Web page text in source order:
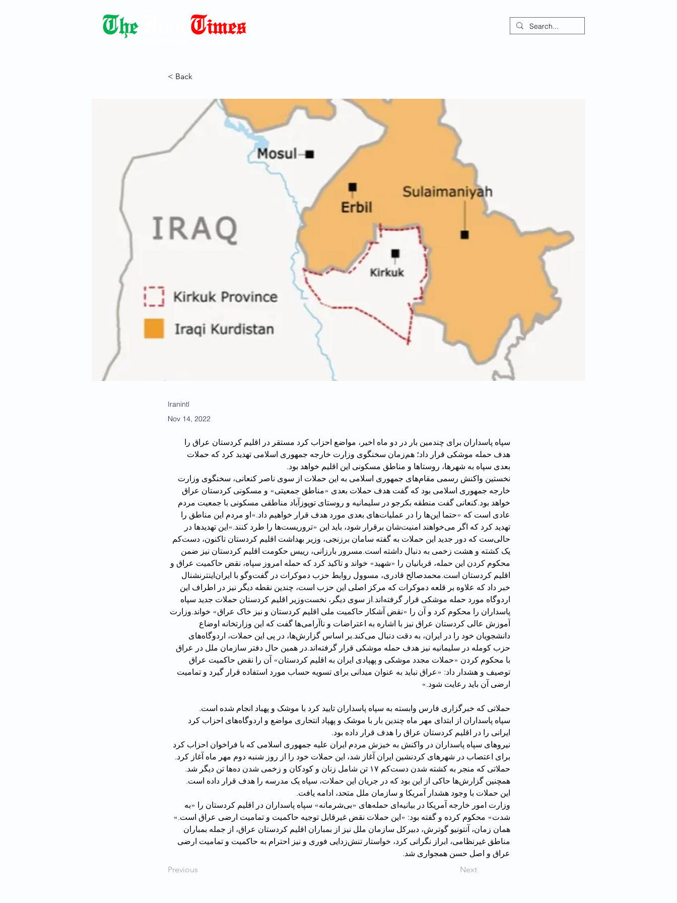
< Back
Iranintl
Nov 14, 2022
سپاه پاسداران برای چندمین بار در دو ماه اخیر، مواضع احزاب کرد مستقر در اقلیم کردستان عراق را
هدف حمله موشکی قرار داد؛ هم‌زمان سخنگوی وزارت خارجه جمهوری اسلامی تهدید کرد که حملات
بعدی سپاه به شهرها، روستاها و مناطق مسکونی این اقلیم خواهد بود.
نخستین واکنش رسمی مقام‌‌های جمهوری اسلامی به این حملات از سوی ناصر کنعانی، سخنگوی وزارت
خارجه جمهوری اسلامی بود که گفت هدف حملات بعدی «مناطق جمعیتی» و مسکونی کردستان عراق
خواهد بود.کنعانی گفت منطقه بکرجو در سلیمانیه و روستای توپوزآباد مناطقی مسکونی با جمعیت مردم
عادی است که «حتما این‌ها را در عملیات‌های بعدی مورد هدف قرار خواهیم داد.»او مردم این مناطق را
تهدید کرد که اگر می‌خواهند امنیت‌شان برقرار شود، باید این «تروریست‌ها را طرد کنند.»این تهدیدها در
حالی‌ست که دور جدید این حملات به گفته سامان برزنجی، وزیر بهداشت اقلیم کردستان تاکنون، دست‌کم
یک کشته و هشت زخمی به دنبال داشته است.مسرور بارزانی، رییس حکومت اقلیم کردستان نیز ضمن
محکوم کردن این حمله، قربانیان را «شهید» خواند و تاکید کرد که حمله امروز سپاه، نقض حاکمیت عراق و
اقلیم کردستان است.محمدصالح قادری، مسوول روابط حزب دموکرات در گفت‌وگو با ایران‌اینترنشنال
خبر داد که علاوه بر قلعه دموکرات که مرکز اصلی این حزب است، چندین نقطه دیگر نیز در اطراف این
اردوگاه مورد حمله موشکی قرار گرفته‌اند.از سوی دیگر، نخست‌وزیر اقلیم کردستان حملات جدید سپاه
پاسداران را محکوم کرد و آن را «نقض آشکار حاکمیت ملی اقلیم کردستان و نیز خاک عراق» خواند.وزارت
آموزش عالی کردستان عراق نیز با اشاره به اعتراضات و ناآرامی‌ها گفت که این وزارتخانه اوضاع
دانشجویان خود را در ایران، به دقت دنبال می‌کند.بر اساس گزارش‌ها، در پی این حملات، اردوگاه‌های
حزب کومله در سلیمانیه نیز هدف حمله موشکی قرار گرفته‌اند.در همین حال دفتر سازمان ملل در عراق
با محکوم کردن «حملات مجدد موشکی و پهپادی ایران به اقلیم کردستان» آن را نقض حاکمیت عراق
توصیف و هشدار داد: «‌عراق نباید به عنوان میدانی برای تسویه حساب مورد استفاده قرار گیرد و تمامیت
ارضی آن باید رعایت شود.»
حملاتی که خبرگزاری فارس وابسته به سپاه پاسداران تایید کرد با موشک و پهباد انجام شده است.
سپاه پاسداران از ابتدای مهر ماه چندین بار با موشک و پهپاد انتحاری مواضع و اردوگاه‌های احزاب کرد
ایرانی را در اقلیم کردستان عراق را هدف قرار داده بود.
نیروهای سپاه پاسداران در واکنش به خیزش مردم ایران علیه جمهوری اسلامی که با فراخوان احزاب کرد
برای اعتصاب در شهرهای کردنشین ایران آغاز شد، این حملات خود را از روز شنبه دوم مهر ماه آغاز کرد.
حملاتی که منجر به کشته شدن دست‌کم ١٧ تن شامل زنان و کودکان و زخمی شدن ده‌ها تن دیگر شد.
همچنین گزارش‌ها حاکی از این بود که در جریان این حملات، سپاه یک مدرسه را هدف قرار داده است.
این حملات با وجود هشدار آمریکا و سازمان ملل متحد، ادامه یافت.
وزارت امور خارجه آمریکا در بیانیه‌ای حمله‌های «بی‌شرمانه» سپاه پاسداران در اقلیم کردستان را «به
شدت» محکوم کرده و گفته بود: «این حملات نقض غیرقابل توجیه حاکمیت و تمامیت ارضی عراق است.»
همان زمان، آنتونیو گوترش، دبیرکل سازمان ملل نیز از بمباران اقلیم کردستان عراق، از جمله بمباران
مناطق غیرنظامی، ابراز نگرانی کرد، خواستار تنش‌زدایی فوری و نیز احترام به حاکمیت و تمامیت ارضی
عراق و اصل حسن همجواری شد.
Previous Next